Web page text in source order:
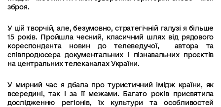
зброя.
У цій творчій, але, безумовно, стратегічній галузі я більше
15 років. Пройшла чесний, класичний шлях від рядового
кореспондента новин до телеведучої, автора та
співпродюсера документальних і пізнавальних проєктів
на центральних телеканалах України.
У мирний час я дбала про туристичний імідж країни, як
всередині, так і за її межами. Багато років присвятила
дослідженню регіонів, їх культури та особливостей